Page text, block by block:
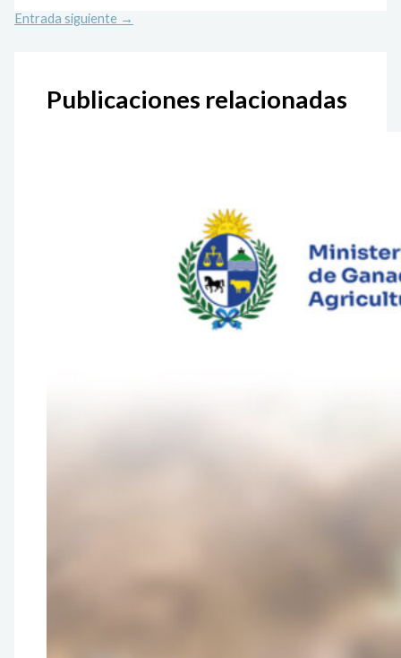
Entrada siguiente →
Publicaciones relacionadas